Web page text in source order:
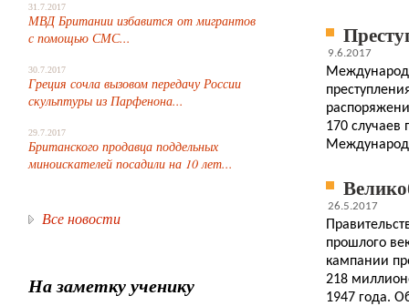
31.7.2017
МВД Британии избавится от мигрантов
с помощью СМС...
30.7.2017
Греция сочла вызовом передачу России
скульптуры из Парфенона...
29.7.2017
Британского продавца поддельных
миноискателей посадили на 10 лет...
Все новости
На заметку ученику
9.6.2017
170 случаев
26.5.2017
прошлого
кампании
218
1947 года.